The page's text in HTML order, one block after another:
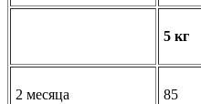
5 кг
2 месяца 85